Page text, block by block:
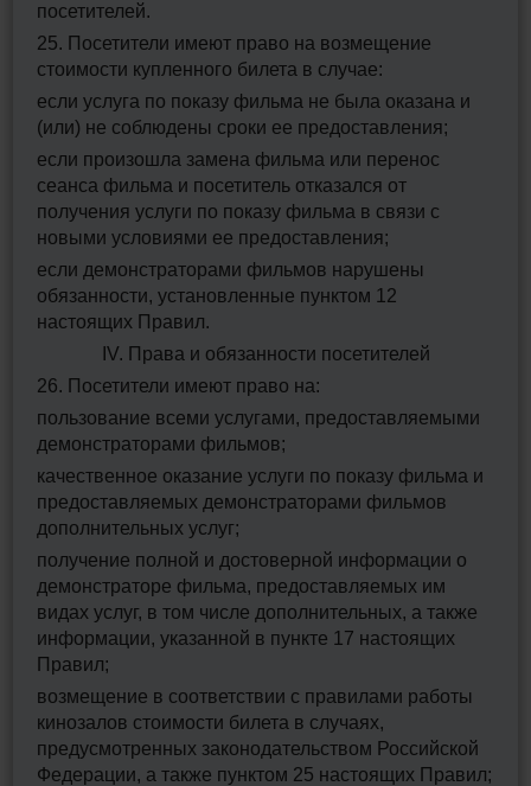
посетителей.
25. Посетители имеют право на возмещение
стоимости купленного билета в случае:
если услуга по показу фильма не была оказана и
(или) не соблюдены сроки ее предоставления;
если произошла замена фильма или перенос
сеанса фильма и посетитель отказался от
получения услуги по показу фильма в связи с
новыми условиями ее предоставления;
если демонстраторами фильмов нарушены
обязанности, установленные пунктом 12
настоящих Правил.
IV. Права и обязанности посетителей
26. Посетители имеют право на:
пользование всеми услугами, предоставляемыми
демонстраторами фильмов;
качественное оказание услуги по показу фильма и
предоставляемых демонстраторами фильмов
дополнительных услуг;
получение полной и достоверной информации о
демонстраторе фильма, предоставляемых им
видах услуг, в том числе дополнительных, а также
информации, указанной в пункте 17 настоящих
Правил;
возмещение в соответствии с правилами работы
кинозалов стоимости билета в случаях,
предусмотренных законодательством Российской
Федерации, а также пунктом 25 настоящих Правил;